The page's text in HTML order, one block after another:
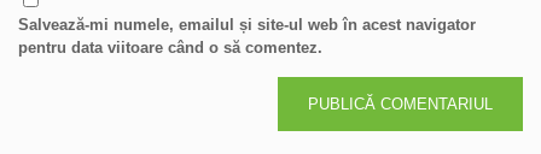
Salvează-mi numele, emailul și site-ul web în acest navigator
pentru data viitoare când o să comentez.